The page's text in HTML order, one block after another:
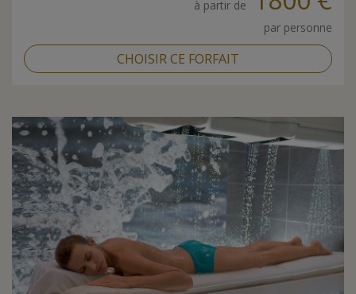
à partir de
par personne
CHOISIR CE FORFAIT